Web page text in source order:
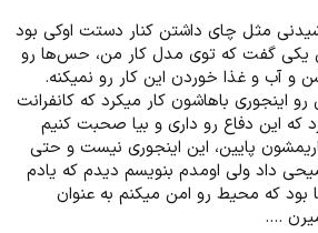
مثل چای داشتن کنار دستت اوکی بود
یکی گفت که توی مدل کار من، حس‌ها رو
و آب و غذا خوردن این کار رو نمیکنه.
رو اینجوری باهاشون کار میکرد که کانفرانت
که این دفاع رو داری و بیا صحبت کنیم
پایین، این اینجوری نیست و حتی
داد ولی اومدم بنویسم دیدم که یادم
که محیط رو امن میکنم به عنوان
....